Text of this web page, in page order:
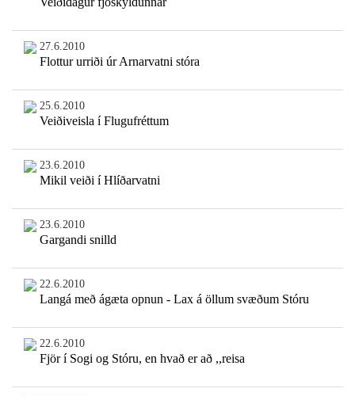
27.6.2010
Flottur urriði úr Arnarvatni stóra
25.6.2010
Veiðiveisla í Flugufréttum
23.6.2010
Mikil veiði í Hlíðarvatni
23.6.2010
Gargandi snilld
22.6.2010
Langá með ágæta opnun - Lax á öllum svæðum Stóru
22.6.2010
Fjör í Sogi og Stóru, en hvað er að ,,reisa